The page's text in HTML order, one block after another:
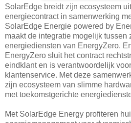
SolarEdge breidt zijn ecosysteem
energiecontract in samenwerking
SolarEdge Energie powered by
maakt de integratie mogelijk tussen
energiediensten van EnergyZero.
EnergyZero sluit het contract
eindklant en is verantwoordelijk
klantenservice. Met deze
zijn ecosysteem van slimme
met toekomstgerichte
Met SolarEdge Energy profiteren